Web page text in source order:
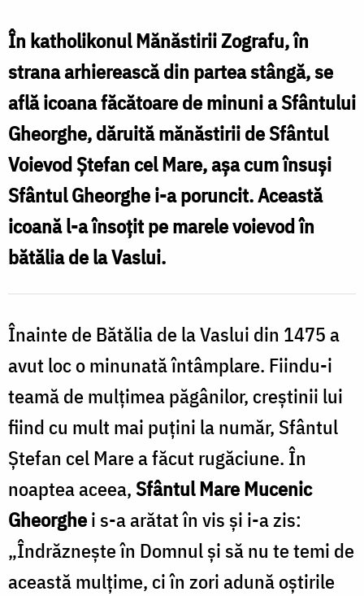
dăruită
Mănăstirii
Zografu
de
Ștefan
Mare
/
Foto:
Pr.
Silviu
În katholikonul Mănăstirii Zografu, în
strana arhierească din partea stângă, se
află icoana făcătoare de minuni a Sfântului
Gheorghe, dăruită mănăstirii de Sfântul
Voievod Ştefan cel Mare, aşa cum însuşi
Sfântul Gheorghe i-a poruncit. Această
icoană l-a însoţit pe marele voievod în
bătălia de la Vaslui.
Înainte de Bătălia de la Vaslui din 1475 a
avut loc o minunată întâmplare. Fiindu-i
teamă de mulţimea păgânilor, creştinii lui
fiind cu mult mai puţini la număr, Sfântul
Ştefan cel Mare a făcut rugăciune. În
noaptea aceea,Sfântul Mare Mucenic
Gheorghei s-a arătat în vis şi i-a zis:
„Îndrăzneşte în Domnul şi să nu te temi de
această mulţime, ci în zori adună oştirile